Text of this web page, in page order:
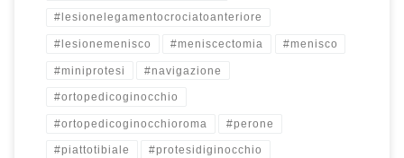
#lesionelegamentocrociatoanteriore
#lesionemenisco #meniscectomia #menisco
#miniprotesi #navigazione
#ortopedicoginocchio
#ortopedicoginocchioroma #perone
#piattotibiale #protesidiginocchio